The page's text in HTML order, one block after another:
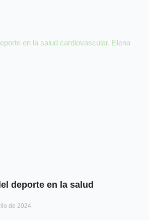
deporte en la salud
de 2024